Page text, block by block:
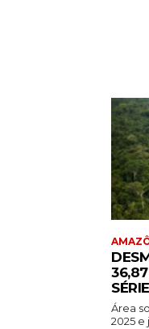
Área
2025 e